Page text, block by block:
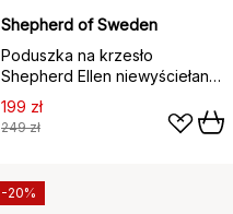
Shepherd of Sweden
Poduszka na krzesło
Shepherd Ellen niewyściełana
34x36 cm, Creme
199 zł
249 zł
-20%